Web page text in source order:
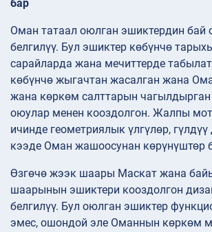
бар
Оман татаал оюлган эшиктердин бай
белгилүү. Бул эшиктер көбүнчө
сарайларда жана мечиттерде
көбүнчө жыгачтан жасалган жана
жана көркөм салттарын чагылдырган
оюулар менен кооздолгон. Жалпы
ичинде геометриялык үлгүлөр,
кээде Оман жашоосунан көрүнүштөр
Өзгөчө жээк шаары Маскат жана
шаарынын эшиктери кооздолгон
белгилүү. Бул оюлган эшиктер
эмес, ошондой эле Оманнын көркөм